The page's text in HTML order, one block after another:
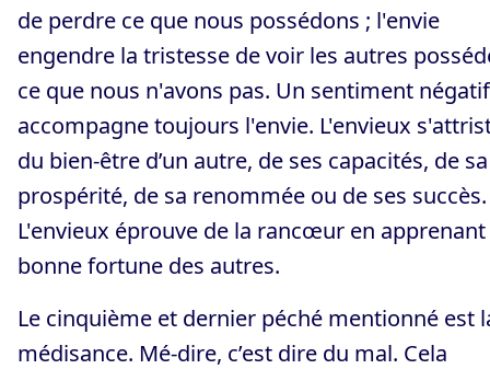
de perdre ce que nous possédons ; l'envie
engendre la tristesse de voir les autres
ce que nous n'avons pas. Un sentiment négatif
accompagne toujours l'envie. L'envieux
du bien-être d’un autre, de ses capacités, de sa
prospérité, de sa renommée ou de ses succès.
L'envieux éprouve de la rancœur en apprenant
bonne fortune des autres.
Le cinquième et dernier péché mentionné est
médisance. Mé-dire, c’est dire du mal. Cela